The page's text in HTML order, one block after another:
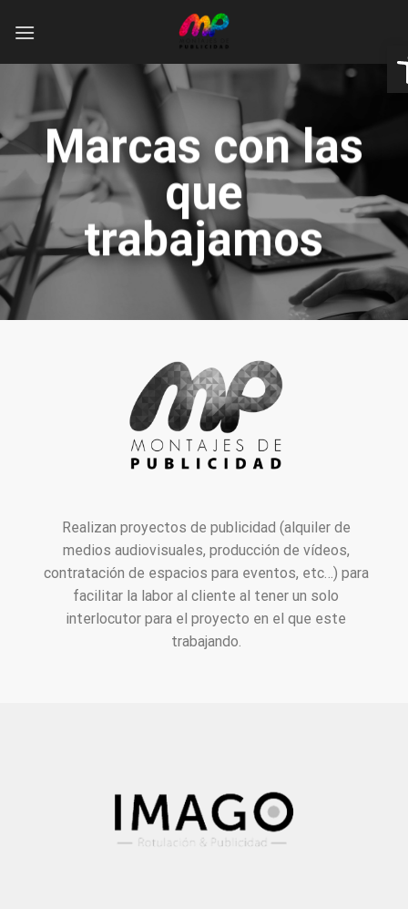
Marcas con las
que
trabajamos
Realizan proyectos de publicidad (alquiler de
medios audiovisuales, producción de vídeos,
contratación de espacios para eventos, etc…) para
facilitar la labor al cliente al tener un solo
interlocutor para el proyecto en el que este
trabajando.